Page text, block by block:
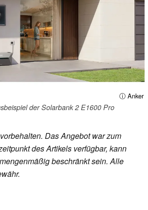
ⓘ Anker
der Solarbank 2 E1600 Pro
Das Angebot war zum
des Artikels verfügbar, kann
beschränkt sein. Alle